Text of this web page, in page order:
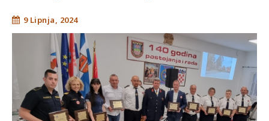
9 Lipnja, 2024